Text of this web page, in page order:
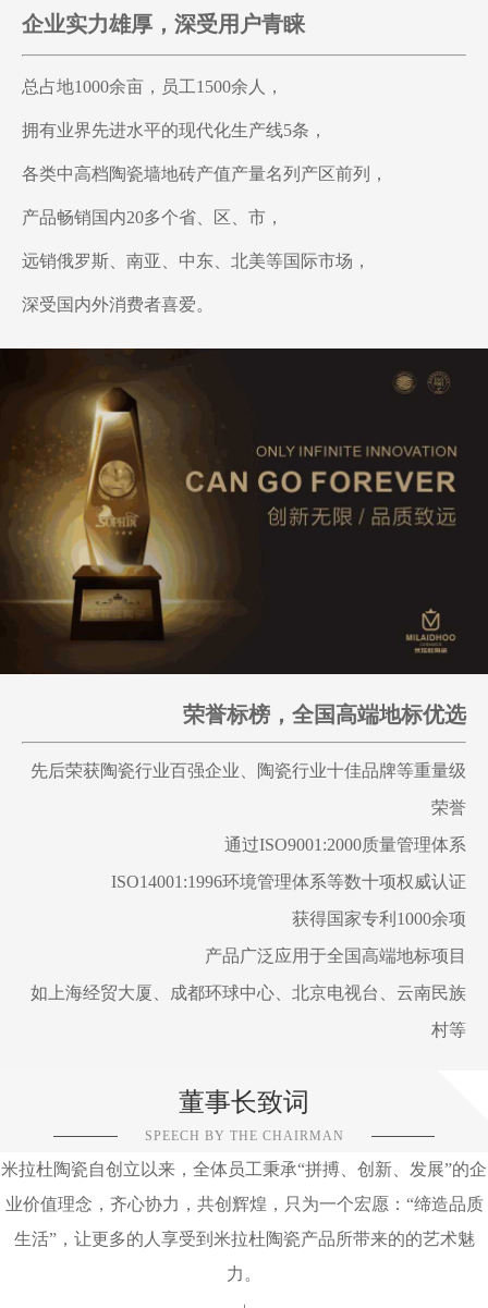
企业实力雄厚，深受用户青睐
总占地1000余亩，员工1500余人，
拥有业界先进水平的现代化生产线5条，
各类中高档陶瓷墙地砖产值产量名列产区前列，
产品畅销国内20多个省、区、市，
远销俄罗斯、南亚、中东、北美等国际市场，
深受国内外消费者喜爱。
荣誉标榜，全国高端地标优选
先后荣获陶瓷行业百强企业、陶瓷行业十佳品牌等重量级
荣誉
通过ISO9001:2000质量管理体系
ISO14001:1996环境管理体系等数十项权威认证
获得国家专利1000余项
产品广泛应用于全国高端地标项目
如上海经贸大厦、成都环球中心、北京电视台、云南民族
村等
董事长致词
SPEECH BY THE CHAIRMAN
米拉杜陶瓷自创立以来，全体员工秉承“拼搏、创新、发展”的企
业价值理念，齐心协力，共创辉煌，只为一个宏愿：“缔造品质
生活”，让更多的人享受到米拉杜陶瓷产品所带来的的艺术魅
力。